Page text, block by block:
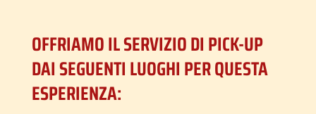
OFFRIAMO IL SERVIZIO DI PICK-UP
DAI SEGUENTI LUOGHI PER QUESTA
ESPERIENZA: